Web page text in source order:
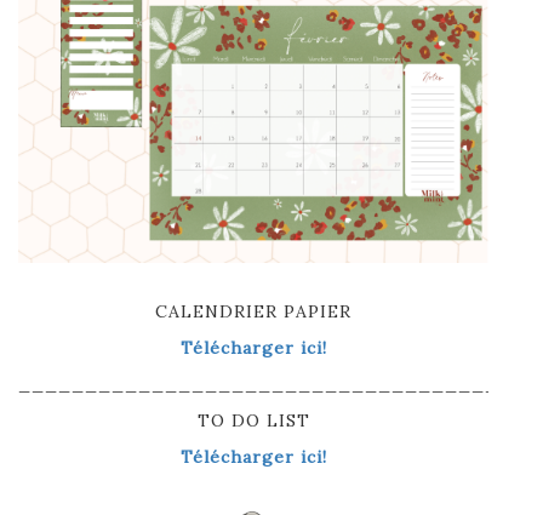
CALENDRIER PAPIER
Télécharger ici!
TO DO LIST
Télécharger ici!